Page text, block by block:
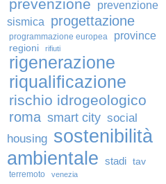
prevenzione
prevenzione
sismica
progettazione
programmazione europea province
regioni rifiuti
rigenerazione
riqualificazione
rischio idrogeologico
roma smart city social
housing sostenibilità
ambientale stadi tav
terremoto venezia